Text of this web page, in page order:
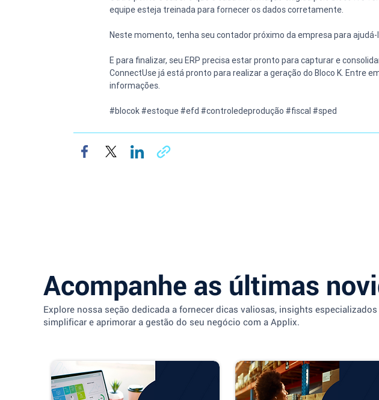
equipe esteja treinada para fornecer os dados corretamente.
Neste momento, tenha seu contador próximo da empresa para
E para finalizar, seu ERP precisa estar pronto para capturar e
ConnectUse já está pronto para realizar a geração do Bloco K. Entre
informações.
#blocok #estoque #efd #controledeprodução #fiscal #sped
Acompanhe as últimas
Explore nossa seção dedicada a fornecer dicas valiosas, insights
simplificar e aprimorar a gestão do seu negócio com a Applix.